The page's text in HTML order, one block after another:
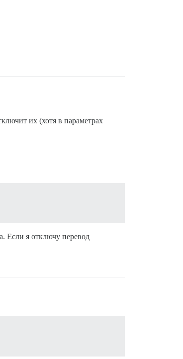
их (хотя в параметрах
Если я отключу перевод